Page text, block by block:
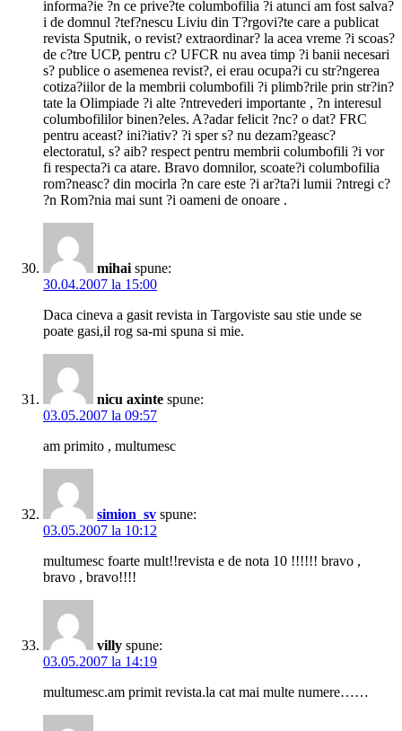
informa?ie ?n ce prive?te columbofilia ?i atunci am fost salva?
i de domnul ?tef?nescu Liviu din T?rgovi?te care a publicat
revista Sputnik, o revist? extraordinar? la acea vreme ?i scoas?
de c?tre UCP, pentru c? UFCR nu avea timp ?i banii necesari
s? publice o asemenea revist?, ei erau ocupa?i cu str?ngerea
cotiza?iilor de la membrii columbofili ?i plimb?rile prin str?in?
tate la Olimpiade ?i alte ?ntrevederi importante , ?n interesul
columbofililor binen?eles. A?adar felicit ?nc? o dat? FRC
pentru aceast? ini?iativ? ?i sper s? nu dezam?geasc?
electoratul, s? aib? respect pentru membrii columbofili ?i vor
fi respecta?i ca atare. Bravo domnilor, scoate?i columbofilia
rom?neasc? din mocirla ?n care este ?i ar?ta?i lumii ?ntregi c?
?n Rom?nia mai sunt ?i oameni de onoare .
mihai spune:
30.04.2007 la 15:00
Daca cineva a gasit revista in Targoviste sau stie unde se
poate gasi,il rog sa-mi spuna si mie.
nicu axinte spune:
03.05.2007 la 09:57
am primito , multumesc
simion_sv spune:
03.05.2007 la 10:12
multumesc foarte mult!!revista e de nota 10 !!!!!! bravo ,
bravo , bravo!!!!
villy spune:
03.05.2007 la 14:19
multumesc.am primit revista.la cat mai multe numere……